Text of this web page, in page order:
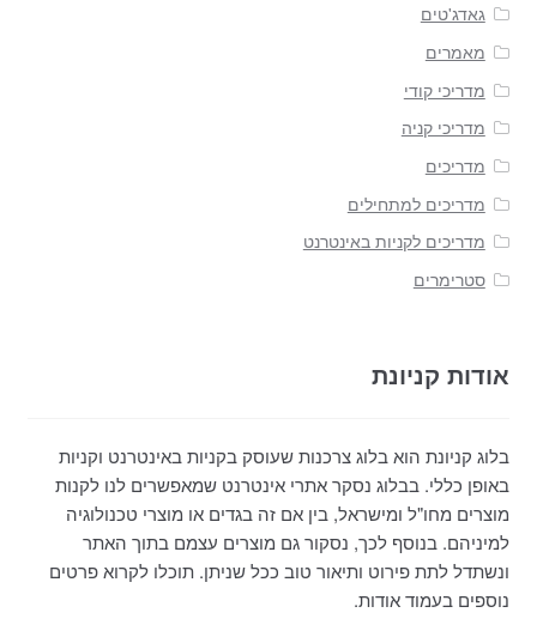
גאדג'טים
מאמרים
מדריכי קודי
מדריכי קניה
מדריכים
מדריכים למתחילים
מדריכים לקניות באינטרנט
סטרימרים
אודות קניונת
בלוג קניונת הוא בלוג צרכנות שעוסק בקניות באינטרנט וקניות
באופן כללי. בבלוג נסקר אתרי אינטרנט שמאפשרים לנו לקנות
מוצרים מחו"ל ומישראל, בין אם זה בגדים או מוצרי טכנולוגיה
למיניהם. בנוסף לכך, נסקור גם מוצרים עצמם בתוך האתר
ונשתדל לתת פירוט ותיאור טוב ככל שניתן. תוכלו לקרוא פרטים
נוספים בעמוד אודות.